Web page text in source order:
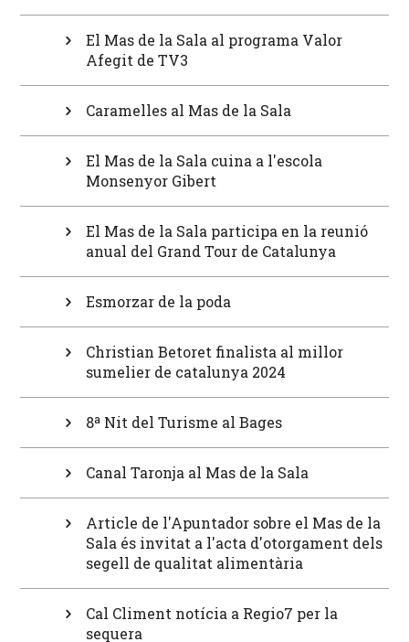
El Mas de la Sala al programa Valor
Afegit de TV3
Caramelles al Mas de la Sala
El Mas de la Sala cuina a l'escola
Monsenyor Gibert
El Mas de la Sala participa en la reunió
anual del Grand Tour de Catalunya
Esmorzar de la poda
Christian Betoret finalista al millor
sumelier de catalunya 2024
8ª Nit del Turisme al Bages
Canal Taronja al Mas de la Sala
Article de l'Apuntador sobre el Mas de la
Sala és invitat a l'acta d'otorgament dels
segell de qualitat alimentària
Cal Climent notícia a Regio7 per la
sequera